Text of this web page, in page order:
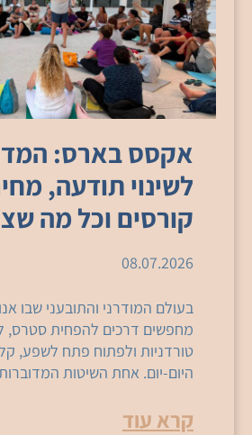
אקסס בארס:
לשינוי תודעה,
קורסים וכל מה
08.07.2026
בעולם המודרני והתובעני שבו
מחפשים דרכים להפחית סטרס,
טורדניות ולפתוח פתח לשפע,
היום-יום. אחת השיטות המדוברות
קרא עוד